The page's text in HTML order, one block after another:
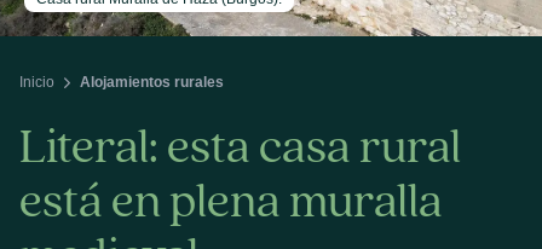
Inicio Alojamientos rurales
Literal: esta casa rural
está en plena muralla